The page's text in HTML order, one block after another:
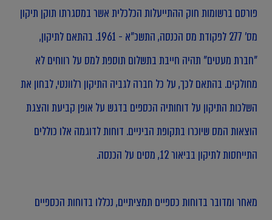
פורסם ברשומות חוק ההתייעלות הכלכלית אשר במסגרתו תוקן תיקון
מס' 277 לפקודת מס הכנסה, התשכ"א - 1961. בהתאם לתיקון,
"חברת מעטים" תהיה חייבת בתשלום תוספת למס על רווחים לא
מחולקים. בהתאם לכך, על כל חברה לגביה התיקון רלוונטי, לבחון את
השלכות התיקון על דוחותיה הכספים בדגש על אופן קביעת והצגת
הוצאות המס שיוכרו בתקופת הביניים. דוחות לדוגמה אלו כוללים
התייחסות לתיקון בביאור 12, מסים על הכנסה.
מאחר ומדובר בדוחות כספיים תמציתיים, נכללו בדוחות הכספיים